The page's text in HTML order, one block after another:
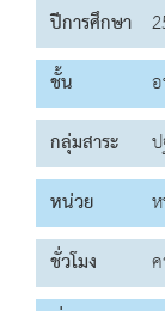
ปีการศึกษา
ชั้น
กลุ่มสาระ
หน่วย
ชั่วโมง